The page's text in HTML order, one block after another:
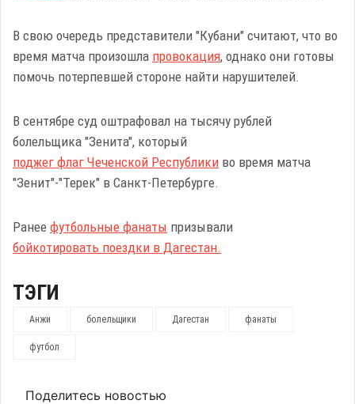
В свою очередь представители "Кубани" считают, что во
время матча произошла провокация, однако они готовы
помочь потерпевшей стороне найти нарушителей.
В сентябре суд оштрафовал на тысячу рублей
болельщика "Зенита", который
поджег флаг Чеченской Республики во время матча
"Зенит"-"Терек" в Санкт-Петербурге.
Ранее футбольные фанаты призывали
бойкотировать поездки в Дагестан.
ТЭГИ
Анжи болельщики Дагестан фанаты
футбол
Поделитесь новостью